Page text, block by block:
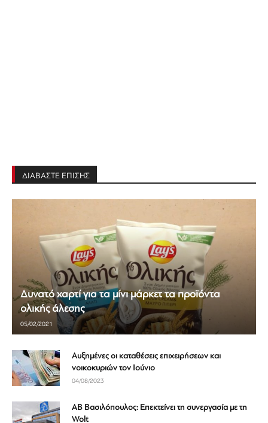
ΔΙΑΒΑΣΤΕ ΕΠΙΣΗΣ
Δυνατό χαρτί για τα μίνι μάρκετ τα προϊόντα
ολικής άλεσης
05/02/2021
Αυξημένες οι καταθέσεις επιχειρήσεων και
νοικοκυριών τον Ιούνιο
04/08/2023
ΑΒ Βασιλόπουλος: Επεκτείνει τη συνεργασία με τη
Wolt